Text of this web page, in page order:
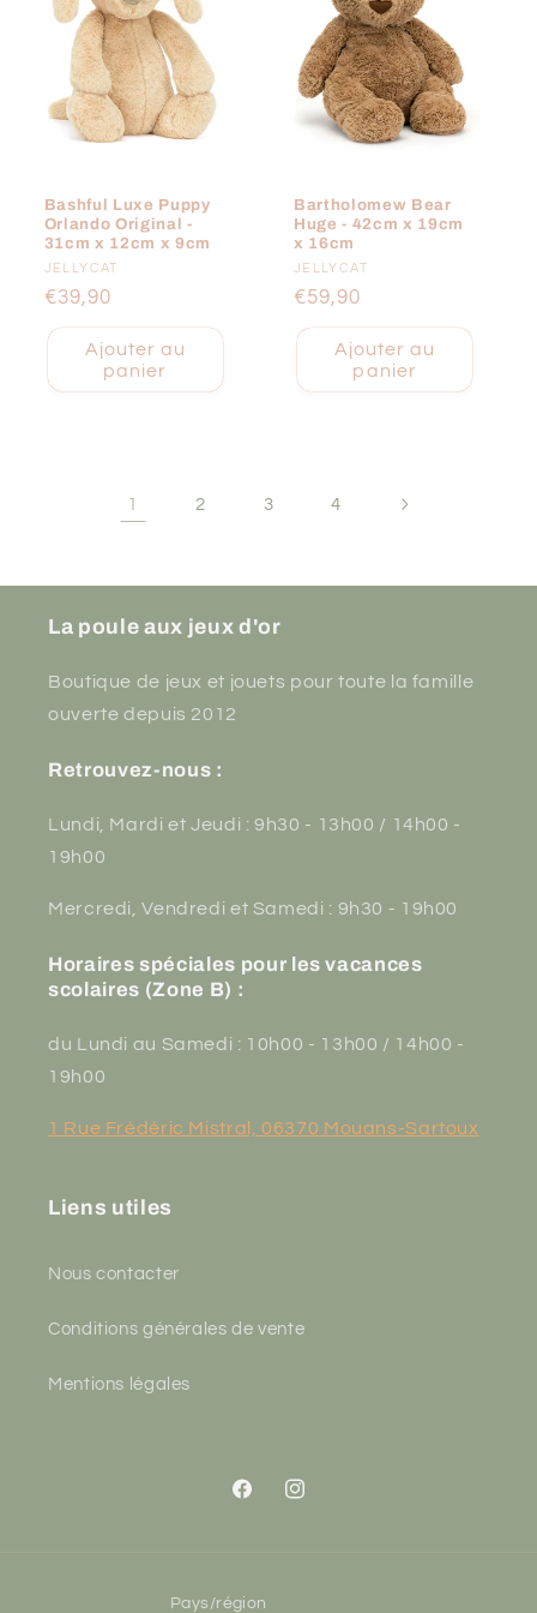
Bashful Luxe Puppy
Orlando Original -
31cm x 12cm x 9cm
Fournisseur :
JELLYCAT
Prix
habituel
€39,90
Ajouter au
panier
Bartholomew Bear
Huge - 42cm x 19cm
x 16cm
Fournisseur :
JELLYCAT
Prix
habituel
€59,90
Ajouter au
panier
1 2 3 4
La poule aux jeux d'or
Boutique de jeux et jouets pour toute la famille
ouverte depuis 2012
Retrouvez-nous :
Lundi, Mardi et Jeudi : 9h30 - 13h00 / 14h00 -
19h00
Mercredi, Vendredi et Samedi : 9h30 - 19h00
Horaires spéciales pour les vacances
scolaires (Zone B) :
du Lundi au Samedi : 10h00 - 13h00 / 14h00 -
19h00
1 Rue Frédéric Mistral, 06370 Mouans-Sartoux
Liens utiles
Nous contacter
Conditions générales de vente
Mentions légales
FacebookInstagram
Pays/région